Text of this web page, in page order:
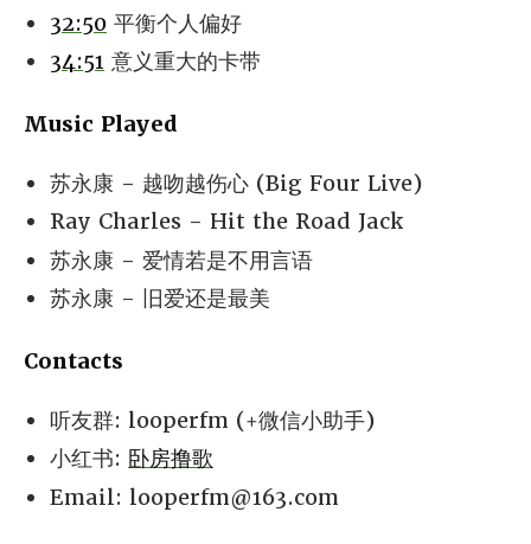
32:50 平衡个人偏好
34:51 意义重大的卡带
Music Played
苏永康 - 越吻越伤心 (Big Four Live)
Ray Charles - Hit the Road Jack
苏永康 - 爱情若是不用言语
苏永康 - 旧爱还是最美
Contacts
听友群: looperfm (+微信小助手)
小红书: 卧房撸歌
Email: looperfm@163.com